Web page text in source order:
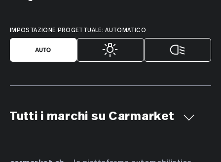
IMPOSTAZIONE PROGETTUALE: AUTOMATICO
Tutti i marchi su Carmarket